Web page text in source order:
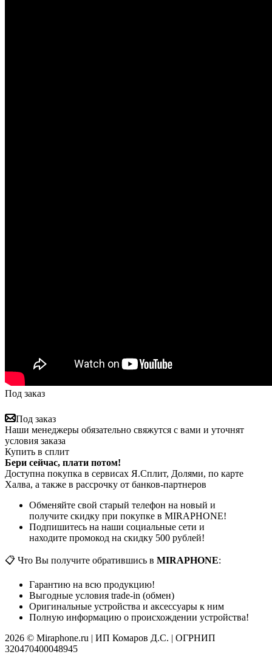
Под заказ
Под заказ
Наши менеджеры обязательно свяжутся с вами и уточнят
условия заказа
Купить в сплит
Бери сейчас, плати потом!
Доступна покупка в сервисах Я.Сплит, Долями, по карте
Халва, а также в рассрочку от банков-партнеров
Обменяйте свой старый телефон на новый и
получите скидку при покупке в MIRAPHONE!
Подпишитесь на наши социальные сети и
находите промокод на скидку 500 рублей!
📋 Что Вы получите обратившись в MIRAPHONE:
Гарантию на всю продукцию!
Выгодные условия trade-in (обмен)
Оригинальные устройства и аксессуары к ним
Полную информацию о происхождении устройства!
2026 © Miraphone.ru | ИП Комаров Д.С. | ОГРНИП
320470400048945